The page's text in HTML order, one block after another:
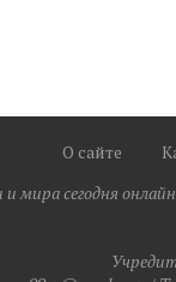
О сайте
и мира сегодня